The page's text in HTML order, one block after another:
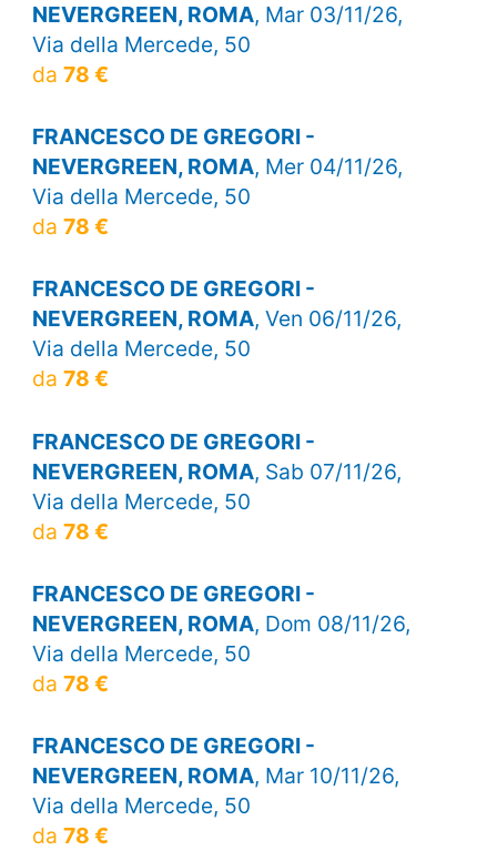
NEVERGREEN, ROMA, Mar 03/11/26,
Via della Mercede, 50
da 78 €
FRANCESCO DE GREGORI -
NEVERGREEN, ROMA, Mer 04/11/26,
Via della Mercede, 50
da 78 €
FRANCESCO DE GREGORI -
NEVERGREEN, ROMA, Ven 06/11/26,
Via della Mercede, 50
da 78 €
FRANCESCO DE GREGORI -
NEVERGREEN, ROMA, Sab 07/11/26,
Via della Mercede, 50
da 78 €
FRANCESCO DE GREGORI -
NEVERGREEN, ROMA, Dom 08/11/26,
Via della Mercede, 50
da 78 €
FRANCESCO DE GREGORI -
NEVERGREEN, ROMA, Mar 10/11/26,
Via della Mercede, 50
da 78 €